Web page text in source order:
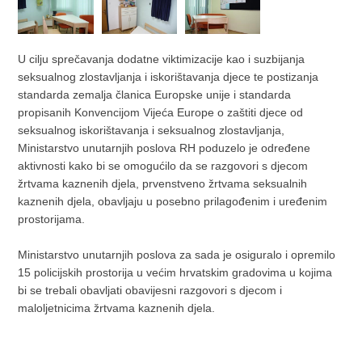
U cilju sprečavanja dodatne viktimizacije kao i suzbijanja
seksualnog zlostavljanja i iskorištavanja djece te postizanja
standarda zemalja članica Europske unije i standarda
propisanih Konvencijom Vijeća Europe o zaštiti djece od
seksualnog iskorištavanja i seksualnog zlostavljanja,
Ministarstvo unutarnjih poslova RH poduzelo je određene
aktivnosti kako bi se omogućilo da se razgovori s djecom
žrtvama kaznenih djela, prvenstveno žrtvama seksualnih
kaznenih djela, obavljaju u posebno prilagođenim i uređenim
prostorijama.
Ministarstvo unutarnjih poslova za sada je osiguralo i opremilo
15 policijskih prostorija u većim hrvatskim gradovima u kojima
bi se trebali obavljati obavijesni razgovori s djecom i
maloljetnicima žrtvama kaznenih djela.